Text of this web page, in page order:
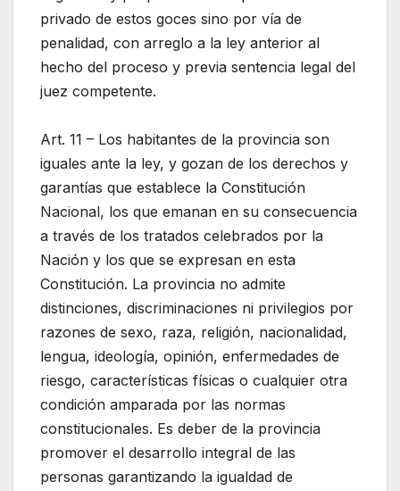
privado de estos goces sino por vía de
penalidad, con arreglo a la ley anterior al
hecho del proceso y previa sentencia legal del
juez competente.
Art. 11 – Los habitantes de la provincia son
iguales ante la ley, y gozan de los derechos y
garantías que establece la Constitución
Nacional, los que emanan en su consecuencia
a través de los tratados celebrados por la
Nación y los que se expresan en esta
Constitución. La provincia no admite
distinciones, discriminaciones ni privilegios por
razones de sexo, raza, religión, nacionalidad,
lengua, ideología, opinión, enfermedades de
riesgo, características físicas o cualquier otra
condición amparada por las normas
constitucionales. Es deber de la provincia
promover el desarrollo integral de las
personas garantizando la igualdad de